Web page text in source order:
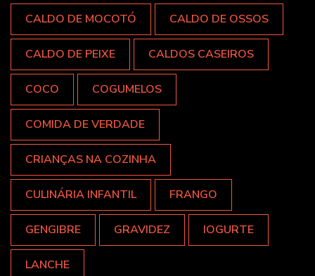
CALDO DE MOCOTÓ CALDO DE OSSOS
CALDO DE PEIXE CALDOS CASEIROS
COCO COGUMELOS
COMIDA DE VERDADE
CRIANÇAS NA COZINHA
CULINÁRIA INFANTIL FRANGO
GENGIBRE GRAVIDEZ IOGURTE
LANCHE